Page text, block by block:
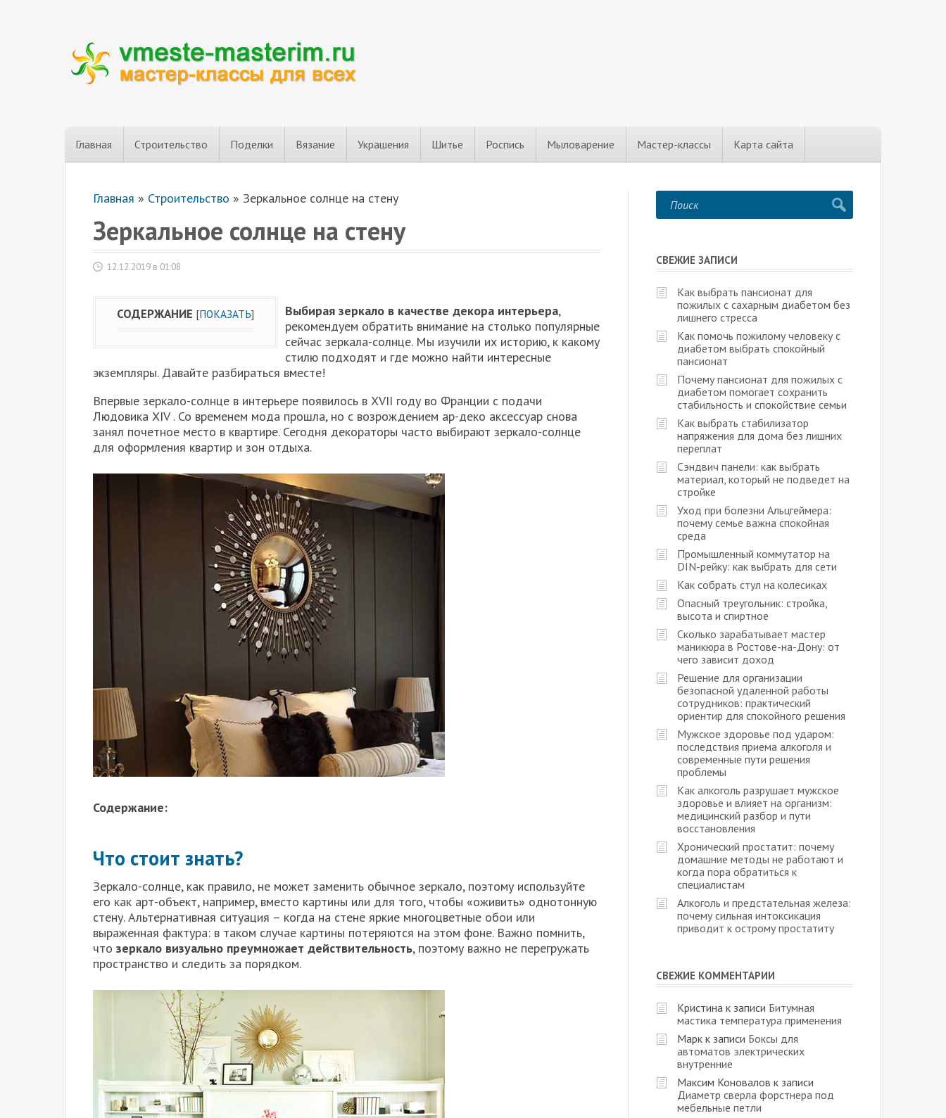
Главная Строительство Поделки Вязание Украшения Шитье Роспись Мыловарение Мастер-классы Карта сайта
Главная » Строительство » Зеркальное солнце на стену
Зеркальное солнце на стену
12.12.2019 в 01:08
СОДЕРЖАНИЕ [ПОКАЗАТЬ] Выбирая зеркало в качестве декора интерьера,
рекомендуем обратить внимание на столько популярные
сейчас зеркала-солнце. Мы изучили их историю, к какому
стилю подходят и где можно найти интересные
экземпляры. Давайте разбираться вместе!
Впервые зеркало-солнце в интерьере появилось в XVII году во Франции с подачи
Людовика XIV . Со временем мода прошла, но с возрождением ар-деко аксессуар снова
занял почетное место в квартире. Сегодня декораторы часто выбирают зеркало-солнце
для оформления квартир и зон отдыха.
Содержание:
Что стоит знать?
Зеркало-солнце, как правило, не может заменить обычное зеркало, поэтому используйте
его как арт-объект, например, вместо картины или для того, чтобы «оживить» однотонную
стену. Альтернативная ситуация – когда на стене яркие многоцветные обои или
выраженная фактура: в таком случае картины потеряются на этом фоне. Важно помнить,
что зеркало визуально преумножает действительность, поэтому важно не перегружать
пространство и следить за порядком.
СВЕЖИЕ ЗАПИСИ
Как выбрать пансионат для
пожилых с сахарным диабетом без
лишнего стресса
Как помочь пожилому человеку с
диабетом выбрать спокойный
пансионат
Почему пансионат для пожилых с
диабетом помогает сохранить
стабильность и спокойствие семьи
Как выбрать стабилизатор
напряжения для дома без лишних
переплат
Сэндвич панели: как выбрать
материал, который не подведет на
стройке
Уход при болезни Альцгеймера:
почему семье важна спокойная
среда
Промышленный коммутатор на
DIN-рейку: как выбрать для сети
Как собрать стул на колесиках
Опасный треугольник: стройка,
высота и спиртное
Сколько зарабатывает мастер
маникюра в Ростове-на-Дону: от
чего зависит доход
Решение для организации
безопасной удаленной работы
сотрудников: практический
ориентир для спокойного решения
Мужское здоровье под ударом:
последствия приема алкоголя и
современные пути решения
проблемы
Как алкоголь разрушает мужское
здоровье и влияет на организм:
медицинский разбор и пути
восстановления
Хронический простатит: почему
домашние методы не работают и
когда пора обратиться к
специалистам
Алкоголь и предстательная железа:
почему сильная интоксикация
приводит к острому простатиту
СВЕЖИЕ КОММЕНТАРИИ
Кристина к записи Битумная
мастика температура применения
Марк к записи Боксы для
автоматов электрических
внутренние
Максим Коновалов к записи
Диаметр сверла форстнера под
мебельные петли